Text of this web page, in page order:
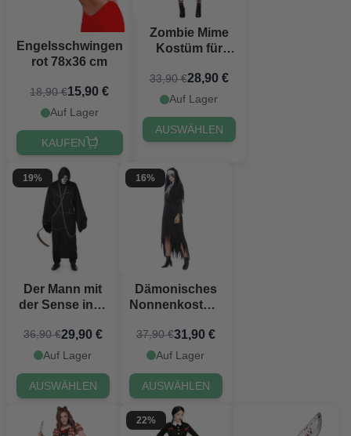
Engelsschwingen
rot 78x36 cm
18,90 €15,90 €
Auf Lager
KAUFEN
Zombie Mime
Kostüm für
33,90 €28,90 €
Auf Lager
AUSWÄHLEN
19%
Der Mann mit
der Sense inkl.
für Männer
36,90 €29,90 €
Auf Lager
AUSWÄHLEN
16%
Dämonisches
Nonnenkostüm
37,90 €31,90 €
Auf Lager
AUSWÄHLEN
22%